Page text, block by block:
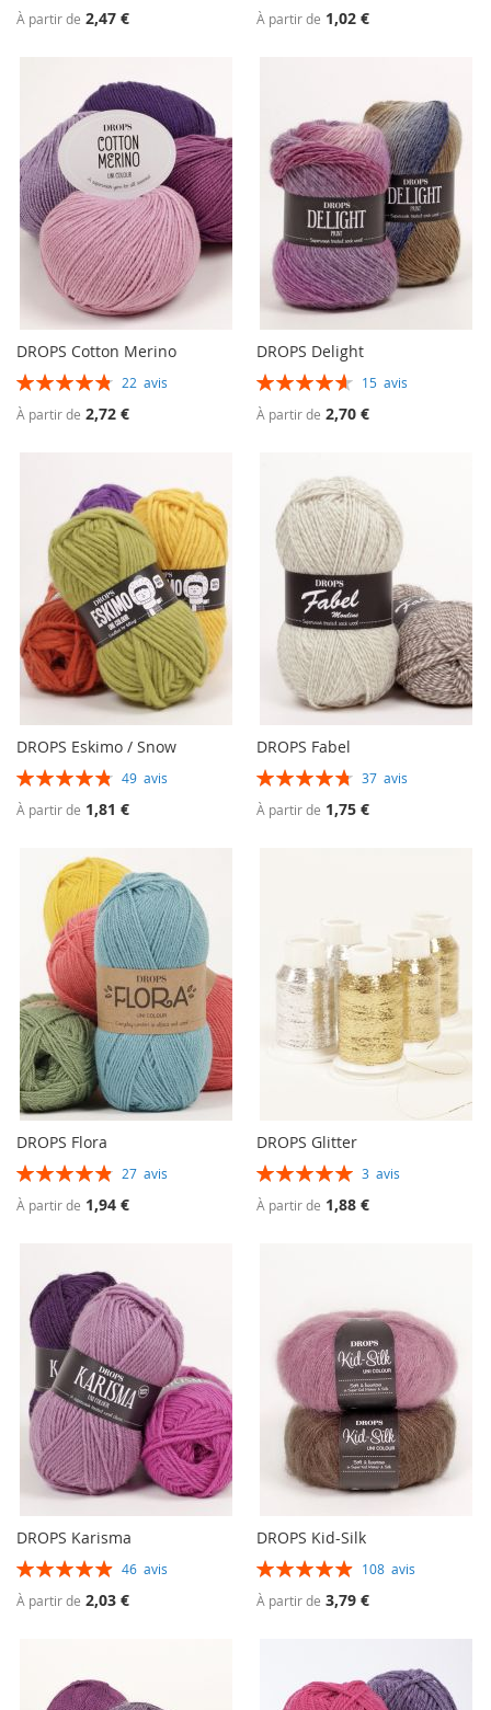
À partir de 2,47 €
À partir de 1,02 €
DROPS Cotton Merino
Évaluation:
22 avis
À partir de 2,72 €
DROPS Delight
Évaluation:
15 avis
À partir de 2,70 €
DROPS Eskimo / Snow
Évaluation:
49 avis
À partir de 1,81 €
DROPS Fabel
Évaluation:
37 avis
À partir de 1,75 €
DROPS Flora
Évaluation:
27 avis
À partir de 1,94 €
DROPS Glitter
Évaluation:
3 avis
À partir de 1,88 €
DROPS Karisma
Évaluation:
46 avis
À partir de 2,03 €
DROPS Kid-Silk
Évaluation:
108 avis
À partir de 3,79 €